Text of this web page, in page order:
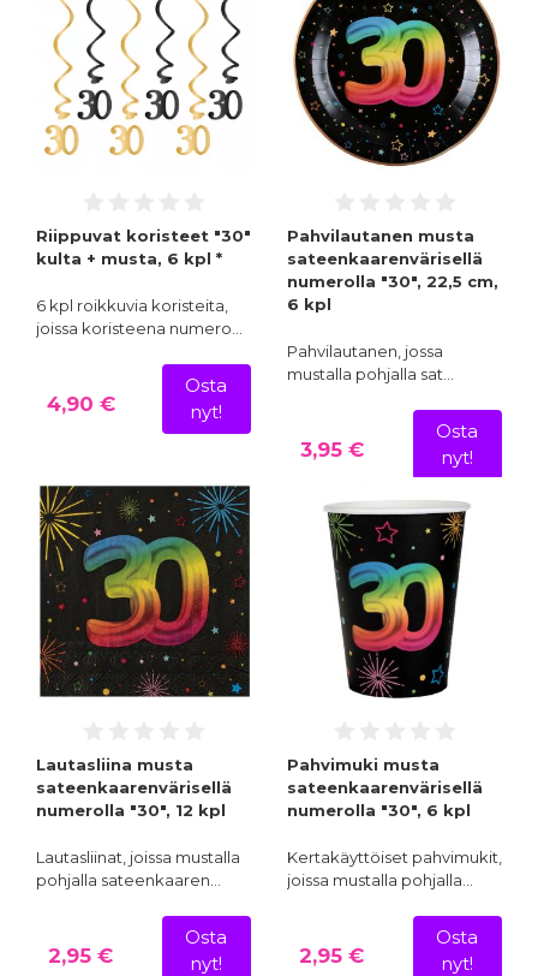
Riippuvat koristeet "30"
kulta + musta, 6 kpl *
6 kpl roikkuvia koristeita,
joissa koristeena numero…
4,90 €
Osta
nyt!
Pahvilautanen musta
sateenkaarenvärisellä
numerolla "30", 22,5 cm,
6 kpl
Pahvilautanen, jossa
mustalla pohjalla sat…
3,95 €
Osta
nyt!
Lautasliina musta
sateenkaarenvärisellä
numerolla "30", 12 kpl
Lautasliinat, joissa mustalla
pohjalla sateenkaaren…
2,95 €
Osta
nyt!
Pahvimuki musta
sateenkaarenvärisellä
numerolla "30", 6 kpl
Kertakäyttöiset pahvimukit,
joissa mustalla pohjalla…
2,95 €
Osta
nyt!